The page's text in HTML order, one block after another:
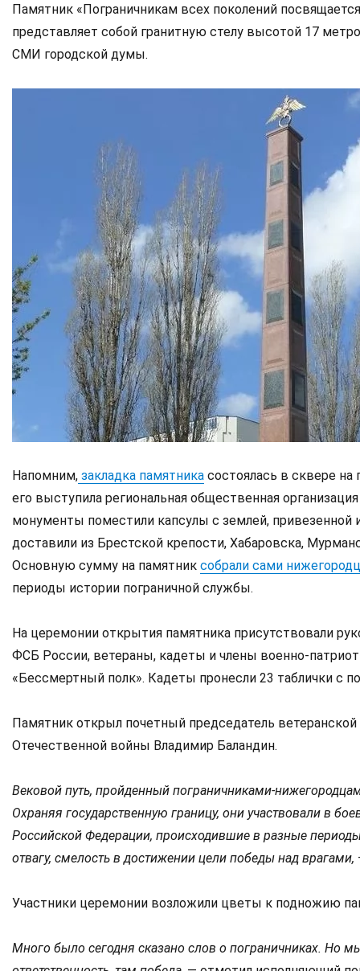
Памятник «Пограничникам всех поколений
представляет собой гранитную стелу высотой 17
СМИ городской думы.
Напомним, закладка памятника состоялась в сквере
его выступила региональная общественная
монументы поместили капсулы с землей, привезенной
доставили из Брестской крепости, Хабаровска,
Основную сумму на памятник собрали сами
периоды истории пограничной службы.
На церемонии открытия памятника присутствовали
ФСБ России, ветераны, кадеты и члены военно-
«Бессмертный полк». Кадеты пронесли 23 таблички с
Памятник открыл почетный председатель
Отечественной войны Владимир Баландин.
Вековой путь, пройденный пограничниками-
Охраняя государственную границу, они участвовали в
Российской Федерации, происходившие в разные
отвагу, смелость в достижении цели победы над врагами,
Участники церемонии возложили цветы к подножию
Много было сегодня сказано слов о пограничниках. Но